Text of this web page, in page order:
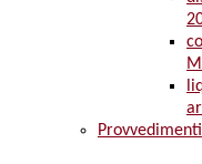
Provvedimenti